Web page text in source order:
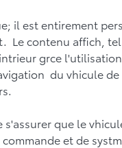
il est entirement
Le contenu affich,
grce
du vhicule
que le
et de